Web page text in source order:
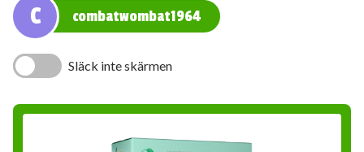
C combatwombat1964
Släck inte skärmen